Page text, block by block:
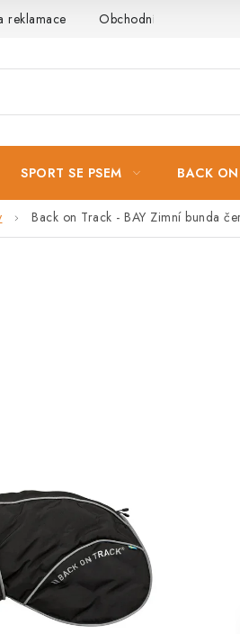
reklamace Obchodní podmínky
SPORT SE PSEM BACK
Back on Track - BAY Zimní bunda